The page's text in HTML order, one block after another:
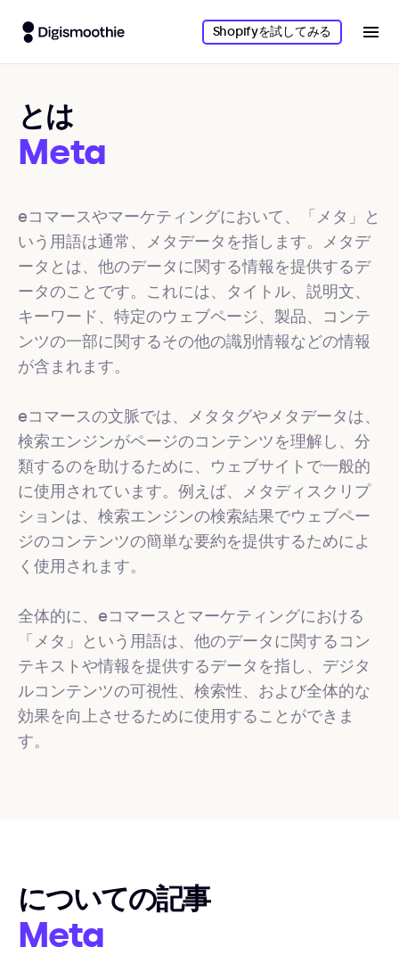
Shopifyを試してみる
とは
Meta
eコマースやマーケティングにおいて、「メタ」と
いう用語は通常、メタデータを指します。メタデ
ータとは、他のデータに関する情報を提供するデ
ータのことです。これには、タイトル、説明文、
キーワード、特定のウェブページ、製品、コンテ
ンツの一部に関するその他の識別情報などの情報
が含まれます。
eコマースの文脈では、メタタグやメタデータは、
検索エンジンがページのコンテンツを理解し、分
類するのを助けるために、ウェブサイトで一般的
に使用されています。例えば、メタディスクリプ
ションは、検索エンジンの検索結果でウェブペー
ジのコンテンツの簡単な要約を提供するためによ
く使用されます。
全体的に、eコマースとマーケティングにおける
「メタ」という用語は、他のデータに関するコン
テキストや情報を提供するデータを指し、デジタ
ルコンテンツの可視性、検索性、および全体的な
効果を向上させるために使用することができま
す。
についての記事
Meta